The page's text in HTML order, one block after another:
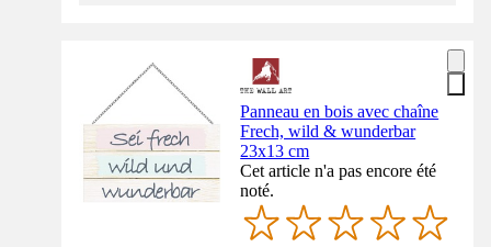
Panneau en bois avec chaîne
Frech, wild & wunderbar
23x13 cm
Cet article n'a pas encore été
noté.